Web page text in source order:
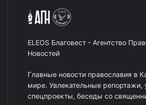
ELEOS Благовест - Агентство
Новостей
Главные новости православия в
мире. Увлекательные репортажи,
спецпроекты, беседы со